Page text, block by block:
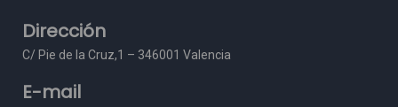
Dirección
C/ Pie de la Cruz,1 – 346001 Valencia
E-mail